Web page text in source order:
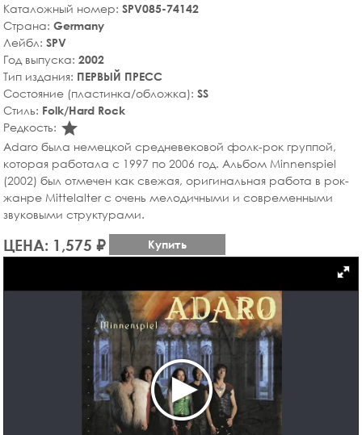
Каталожный номер: SPV085-74142
Страна: Germany
Лейбл: SPV
Год выпуска: 2002
Тип издания: ПЕРВЫЙ ПРЕСС
Состояние (пластинка/обложка): SS
Стиль: Folk/Hard Rock
Редкость: star_rate
Adaro была немецкой средневековой фолк-рок группой,
которая работала с 1997 по 2006 год. Альбом Minnenspiel
(2002) был отмечен как свежая, оригинальная работа в рок-
жанре Mittelalter с очень мелодичными и современными
звуковыми структурами.
ЦЕНА: 1,575 ₽ Купить